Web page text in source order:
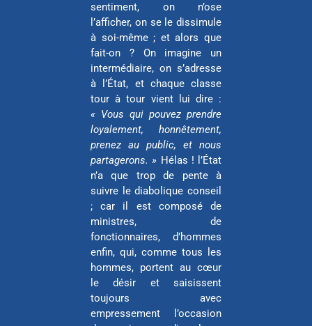
sentiment, on n’ose
l’afficher, on se le dissimule
à soi-même ; et alors que
fait-on ? On imagine un
intermédiaire, on s’adresse
à l’État, et chaque classe
tour à tour vient lui dire :
« Vous qui pouvez prendre
loyalement, honnêtement,
prenez au public, et nous
partagerons. » Hélas ! l’État
n’a que trop de pente à
suivre le diabolique conseil
; car il est composé de
ministres, de
fonctionnaires, d’hommes
enfin, qui, comme tous les
hommes, portent au cœur
le désir et saisissent
toujours avec
empressement l’occasion